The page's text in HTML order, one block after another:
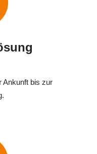
Ankunft bis zur